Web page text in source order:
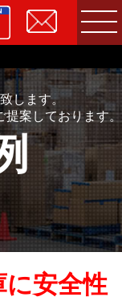
します。
提案しております。
安全性